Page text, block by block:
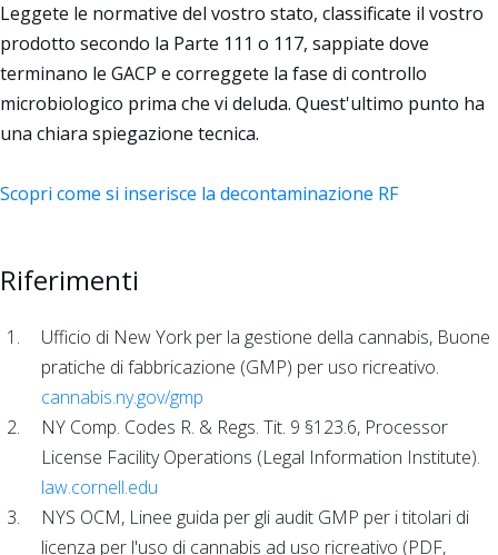
Leggete le normative del vostro stato, classificate il vostro
prodotto secondo la Parte 111 o 117, sappiate dove
terminano le GACP e correggete la fase di controllo
microbiologico prima che vi deluda. Quest'ultimo punto ha
una chiara spiegazione tecnica.
Scopri come si inserisce la decontaminazione RF
Riferimenti
Ufficio di New York per la gestione della cannabis, Buone
pratiche di fabbricazione (GMP) per uso ricreativo.
cannabis.ny.gov/gmp
NY Comp. Codes R. & Regs. Tit. 9 §123.6, Processor
License Facility Operations (Legal Information Institute).
law.cornell.edu
NYS OCM, Linee guida per gli audit GMP per i titolari di
licenza per l'uso di cannabis ad uso ricreativo (PDF,